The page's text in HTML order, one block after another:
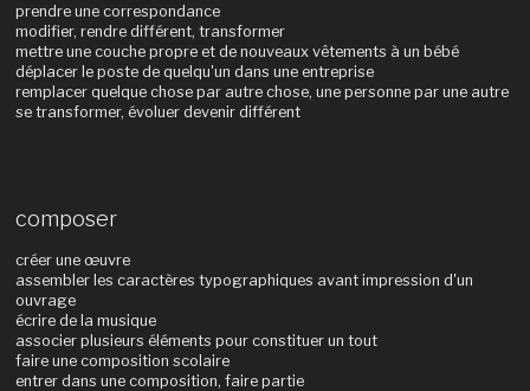
prendre une correspondance
modifier, rendre différent, transformer
mettre une couche propre et de nouveaux vêtements à un bébé
déplacer le poste de quelqu'un dans une entreprise
remplacer quelque chose par autre chose, une personne par une autre
se transformer, évoluer devenir différent
composer
créer une œuvre
assembler les caractères typographiques avant impression d'un
ouvrage
écrire de la musique
associer plusieurs éléments pour constituer un tout
faire une composition scolaire
entrer dans une composition, faire partie